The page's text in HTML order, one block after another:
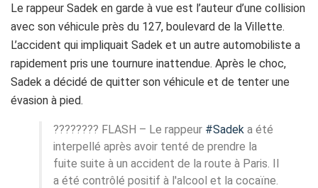
Le rappeur Sadek en garde à vue est l’auteur d’une collision
avec son véhicule près du 127, boulevard de la Villette.
L’accident qui impliquait Sadek et un autre automobiliste a
rapidement pris une tournure inattendue. Après le choc,
Sadek a décidé de quitter son véhicule et de tenter une
évasion à pied.
???????? FLASH – Le rappeur #Sadek a été
interpellé après avoir tenté de prendre la
fuite suite à un accident de la route à Paris. Il
a été contrôlé positif à l'alcool et la cocaïne.